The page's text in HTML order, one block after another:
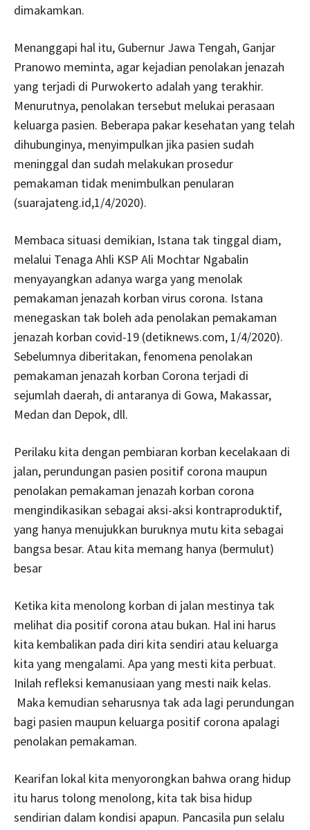
dimakamkan.
Menanggapi hal itu, Gubernur Jawa Tengah, Ganjar
Pranowo meminta, agar kejadian penolakan jenazah
yang terjadi di Purwokerto adalah yang terakhir.
Menurutnya, penolakan tersebut melukai perasaan
keluarga pasien. Beberapa pakar kesehatan yang telah
dihubunginya, menyimpulkan jika pasien sudah
meninggal dan sudah melakukan prosedur
pemakaman tidak menimbulkan penularan
(suarajateng.id,1/4/2020).
Membaca situasi demikian, Istana tak tinggal diam,
melalui Tenaga Ahli KSP Ali Mochtar Ngabalin
menyayangkan adanya warga yang menolak
pemakaman jenazah korban virus corona. Istana
menegaskan tak boleh ada penolakan pemakaman
jenazah korban covid-19 (detiknews.com, 1/4/2020).
Sebelumnya diberitakan, fenomena penolakan
pemakaman jenazah korban Corona terjadi di
sejumlah daerah, di antaranya di Gowa, Makassar,
Medan dan Depok, dll.
Perilaku kita dengan pembiaran korban kecelakaan di
jalan, perundungan pasien positif corona maupun
penolakan pemakaman jenazah korban corona
mengindikasikan sebagai aksi-aksi kontraproduktif,
yang hanya menujukkan buruknya mutu kita sebagai
bangsa besar. Atau kita memang hanya (bermulut)
besar
Ketika kita menolong korban di jalan mestinya tak
melihat dia positif corona atau bukan. Hal ini harus
kita kembalikan pada diri kita sendiri atau keluarga
kita yang mengalami. Apa yang mesti kita perbuat.
Inilah refleksi kemanusiaan yang mesti naik kelas.
Maka kemudian seharusnya tak ada lagi perundungan
bagi pasien maupun keluarga positif corona apalagi
penolakan pemakaman.
Kearifan lokal kita menyorongkan bahwa orang hidup
itu harus tolong menolong, kita tak bisa hidup
sendirian dalam kondisi apapun. Pancasila pun selalu